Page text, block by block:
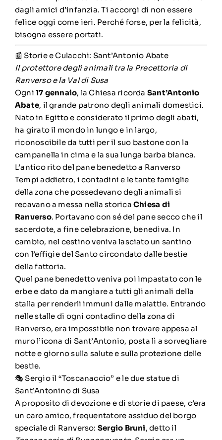
dagli amici d’infanzia. Ti accorgi di non essere
felice oggi come ieri. Perché forse, per la felicità,
bisogna essere portati.
📰 Storie e Culacchi: Sant’Antonio Abate
Il protettore degli animali tra la Precettoria di
Ranverso e la Val di Susa
Ogni17 gennaio, la Chiesa ricorda Sant’Antonio
Abate, il grande patrono degli animali domestici.
Nato in Egitto e considerato il primo degli abati,
ha girato il mondo in lungo e in largo,
riconoscibile da tutti per il suo bastone con la
campanella in cima e la sua lunga barba bianca.
L’antico rito del pane benedetto a Ranverso
Tempi addietro, i contadini e le tante famiglie
della zona che possedevano degli animali si
recavano a messa nella storica Chiesa di
Ranverso. Portavano con sé del pane secco che il
sacerdote, a fine celebrazione, benediva. In
cambio, nel cestino veniva lasciato un santino
con l’effigie del Santo circondato dalle bestie
della fattoria.
Quel pane benedetto veniva poi impastato con le
erbe e dato da mangiare a tutti gli animali della
stalla per renderli immuni dalle malattie. Entrando
nelle stalle di ogni contadino della zona di
Ranverso, era impossibile non trovare appesa al
muro l’icona di Sant’Antonio, posta lì a sorvegliare
notte e giorno sulla salute e sulla protezione delle
bestie.
🎭 Sergio il “Toscanaccio” e le due statue di
Sant’Antonino di Susa
A proposito di devozione e di storie di paese, c’era
un caro amico, frequentatore assiduo del borgo
speciale di Ranverso: Sergio Bruni, detto il